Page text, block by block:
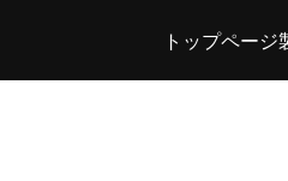
トップページ